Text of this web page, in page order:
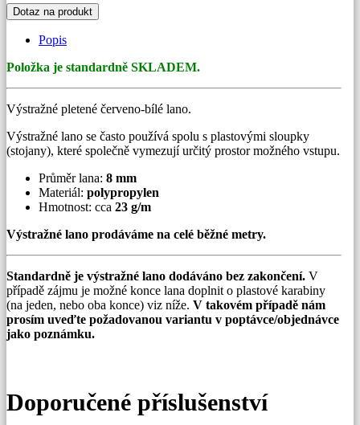
Dotaz na produkt
Popis
Položka je standardně SKLADEM.
Výstražné pletené červeno-bílé lano.
Výstražné lano se často používá spolu s plastovými sloupky
(stojany), které společně vymezují určitý prostor možného vstupu.
Průměr lana: 8 mm
Materiál: polypropylen
Hmotnost: cca 23 g/m
Výstražné lano prodáváme na celé běžné metry.
Standardně je výstražné lano dodáváno bez zakončení. V
případě zájmu je možné konce lana doplnit o plastové karabiny
(na jeden, nebo oba konce) viz níže. V takovém případě nám
prosím uveďte požadovanou variantu v poptávce/objednávce
jako poznámku.
Doporučené příslušenství